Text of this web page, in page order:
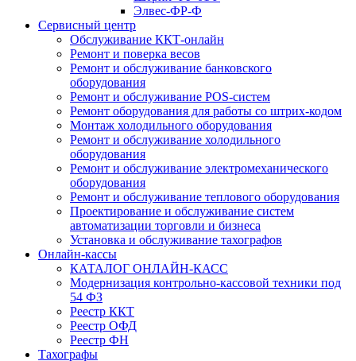
Элвес-ФР-Ф
Сервисный центр
Обслуживание ККТ-онлайн
Ремонт и поверка весов
Ремонт и обслуживание банковского
оборудования
Ремонт и обслуживание POS-систем
Ремонт оборудования для работы со штрих-кодом
Монтаж холодильного оборудования
Ремонт и обслуживание холодильного
оборудования
Ремонт и обслуживание электромеханического
оборудования
Ремонт и обслуживание теплового оборудования
Проектирование и обслуживание систем
автоматизации торговли и бизнеса
Установка и обслуживание тахографов
Онлайн-кассы
КАТАЛОГ ОНЛАЙН-КАСС
Модернизация контрольно-кассовой техники под
54 ФЗ
Реестр ККТ
Реестр ОФД
Реестр ФН
Тахографы